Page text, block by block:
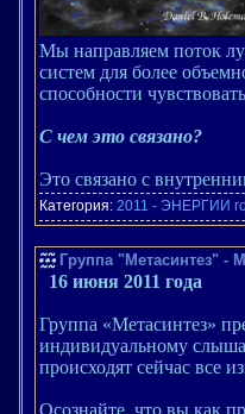
Мы направляем поток
систем для более
способности
С чем это связано?
Это связано с
Категория: 2011 - ЭНЕРГИИ
Группа "Метасинтез"
16 июня 2011 года
Группа «Метасинтез»
индивидуальному
происходят сейчас все
Осознайте, что вы как